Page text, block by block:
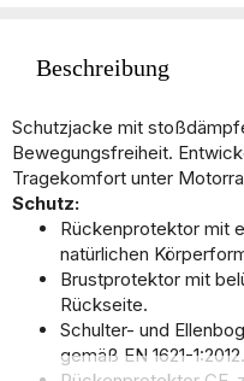
Beschreibung
Schutzjacke mit
Bewegungsfreiheit.
Tragekomfort unter
Schutz:
Rückenprotektor mit
natürlichen
Brustprotektor mit
Rückseite.
Schulter- und
gemäß EN 1621-1:2012.